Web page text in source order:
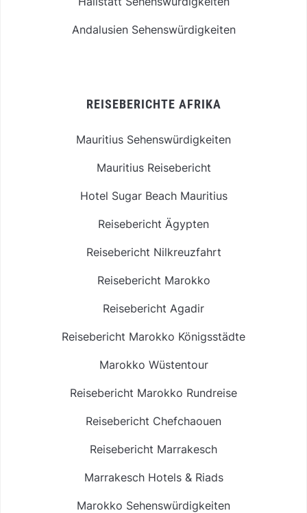
Andalusien Sehenswürdigkeiten
REISEBERICHTE AFRIKA
Mauritius Sehenswürdigkeiten
Mauritius Reisebericht
Hotel Sugar Beach Mauritius
Reisebericht Ägypten
Reisebericht Nilkreuzfahrt
Reisebericht Marokko
Reisebericht Agadir
Reisebericht Marokko Königsstädte
Marokko Wüstentour
Reisebericht Marokko Rundreise
Reisebericht Chefchaouen
Reisebericht Marrakesch
Marrakesch Hotels & Riads
Marokko Sehenswürdigkeiten